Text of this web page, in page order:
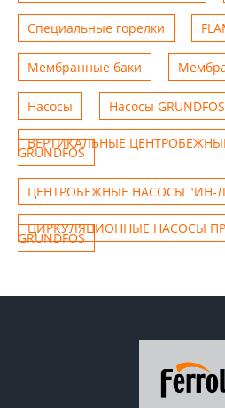
Специальные горелки
Мембранные баки
Насосы Насосы GRUNDFOS
ВЕРТИКАЛЬНЫЕ
GRUNDFOS
ЦЕНТРОБЕЖНЫЕ НАСОСЫ "ИН-
ЦИРКУЛЯЦИОННЫЕ НАСОСЫ
GRUNDFOS